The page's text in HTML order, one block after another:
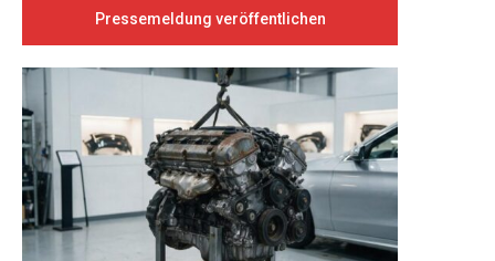
Pressemeldung veröffentlichen